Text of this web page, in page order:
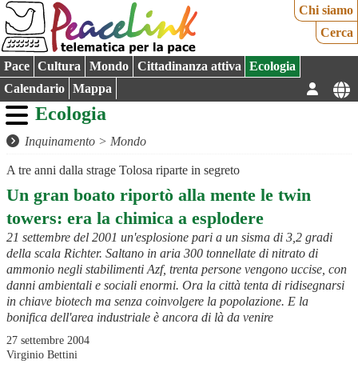
Chi siamo
Cerca
Pace Cultura Mondo Cittadinanza attiva
Ecologia
Calendario
Mappa
Ecologia
Inquinamento > Mondo
A tre anni dalla strage Tolosa riparte in segreto
Un gran boato riportò alla mente le twin
towers: era la chimica a esplodere
21 settembre del 2001 un'esplosione pari a un sisma di 3,2 gradi
della scala Richter. Saltano in aria 300 tonnellate di nitrato di
ammonio negli stabilimenti Azf, trenta persone vengono uccise, con
danni ambientali e sociali enormi. Ora la città tenta di ridisegnarsi
in chiave biotech ma senza coinvolgere la popolazione. E la
bonifica dell'area industriale è ancora di là da venire
27 settembre 2004
Virginio Bettini